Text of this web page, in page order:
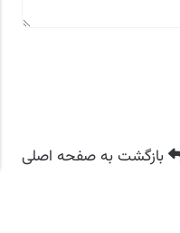
بازگشتبه صفحه اصلی